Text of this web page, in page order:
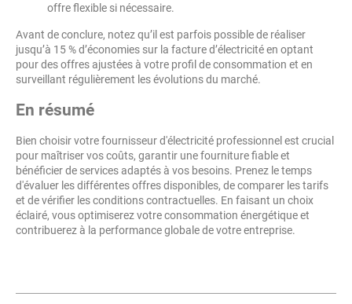
offre flexible si nécessaire.
Avant de conclure, notez qu’il est parfois possible de réaliser
jusqu’à 15 % d’économies sur la facture d’électricité en optant
pour des offres ajustées à votre profil de consommation et en
surveillant régulièrement les évolutions du marché.
En résumé
Bien choisir votre fournisseur d'électricité professionnel est crucial
pour maîtriser vos coûts, garantir une fourniture fiable et
bénéficier de services adaptés à vos besoins. Prenez le temps
d'évaluer les différentes offres disponibles, de comparer les tarifs
et de vérifier les conditions contractuelles. En faisant un choix
éclairé, vous optimiserez votre consommation énergétique et
contribuerez à la performance globale de votre entreprise.